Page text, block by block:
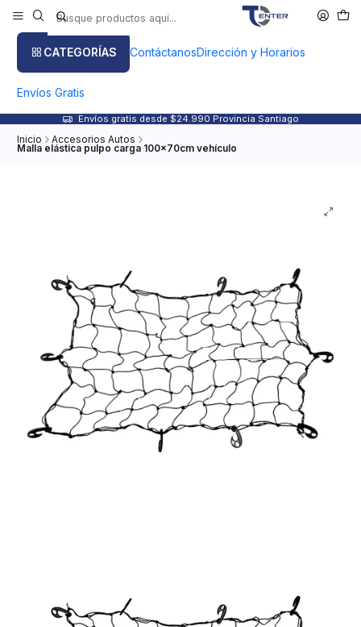
CATEGORÍAS ContáctanosDirección y Horarios
Envíos Gratis
Envíos gratis desde $24.990 Provincia Santiago
Inicio Accesorios Autos
Malla elástica pulpo carga 100x70cm vehículo